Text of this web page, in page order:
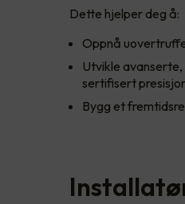
Dette hjelper deg å:
Oppnå
Utvikle
sertifisert
Bygg et